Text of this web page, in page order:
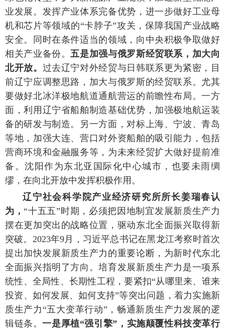
业发展。发挥产业体系完备优势，进一步做好工业母
机和芯片等领域的“卡脖子”攻关，保障我国产业战略
安全。同时在条件适当的领域，向中央积极争取做好
相关产业备份。 五是加强与俄罗斯经贸联系，加大向
北开放。 过去辽宁对外经贸与日韩联系更为紧密，目
前辽宁应调整思路，加大与俄罗斯的经贸联系。尤其
要做好北冰洋极地航道通航营运的前瞻性布局。一方
面，利用辽宁省船舶制造基础优势，加强极地航运装
备的研发与制造。另一方面，对标上海、宁波、青岛
等地，加强大连、营口对外资船舶的吸引能力，包括
营商环境和金融服务等，为未来经贸扩大做好提前准
备。沈阳作为东北亚国际化中心城市，也要未雨绸
缪，在向北开放中发挥积极作用。
辽宁社会科学院产业经济研究所所长姜瑞春认
为， “十五五”时期，必须把因地制宜发展新质生产力
摆在更加突出的战略位置，驱动东北全面振兴取得新
突破。2023年9月，习近平总书记在黑龙江考察时首次
提出加快发展新质生产力的重要论断，为新时代东北
全面振兴指明了方向。培育发展新质生产力是一项系
统性、全局性、长期性工程，要紧扣“从哪里来、谁来
投资、如何发展、如何支持”等突出问题，着力实施新
质生产力“五大变革行动”，畅通新质生产力发展的逻
辑链条。一是厚植“强引擎”，实施颠覆性科技变革行